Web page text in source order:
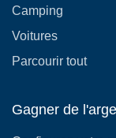
Camping
Voitures
Parcourir tout
Gagner de